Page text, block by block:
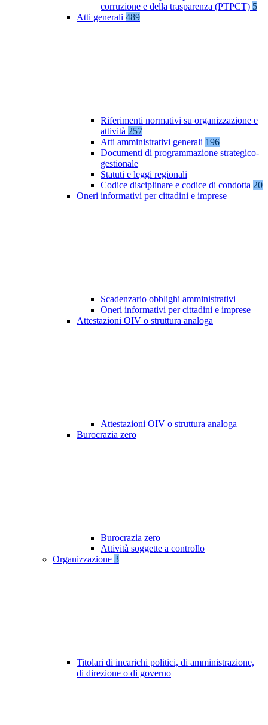
corruzione e della trasparenza (PTPCT) 5
Atti generali 489
Riferimenti normativi su organizzazione e
attività 257
Atti amministrativi generali 196
Documenti di programmazione strategico-
gestionale
Statuti e leggi regionali
Codice disciplinare e codice di condotta 20
Oneri informativi per cittadini e imprese
Scadenzario obblighi amministrativi
Oneri informativi per cittadini e imprese
Attestazioni OIV o struttura analoga
Attestazioni OIV o struttura analoga
Burocrazia zero
Burocrazia zero
Attività soggette a controllo
Organizzazione 3
Titolari di incarichi politici, di amministrazione,
di direzione o di governo